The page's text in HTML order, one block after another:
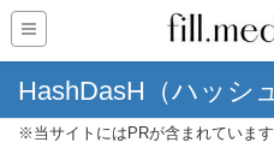
HashDasH（ハッシ
※当サイトにはPRが含まれています